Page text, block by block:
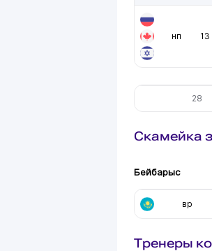
нп 13
28
Скамейка
Бейбарыс
вр
Тренеры